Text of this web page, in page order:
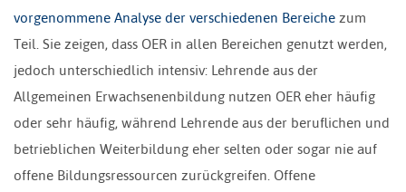
vorgenommene Analyse der verschiedenen Bereiche zum
Teil. Sie zeigen, dass OER in allen Bereichen genutzt werden,
jedoch unterschiedlich intensiv: Lehrende aus der
Allgemeinen Erwachsenenbildung nutzen OER eher häufig
oder sehr häufig, während Lehrende aus der beruflichen und
betrieblichen Weiterbildung eher selten oder sogar nie auf
offene Bildungsressourcen zurückgreifen. Offene